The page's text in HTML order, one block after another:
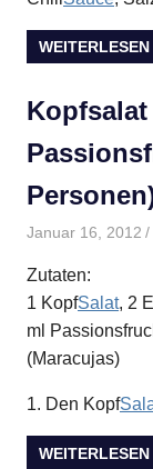
WEITERLESEN
Januar 16, 2012
Zutaten:
1 KopfSalat, 2
ml
(Maracujas)
1. Den Kopf
WEITERLESEN